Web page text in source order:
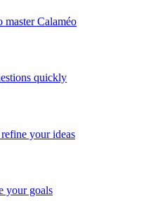
master Calaméo
quickly
your ideas
your goals